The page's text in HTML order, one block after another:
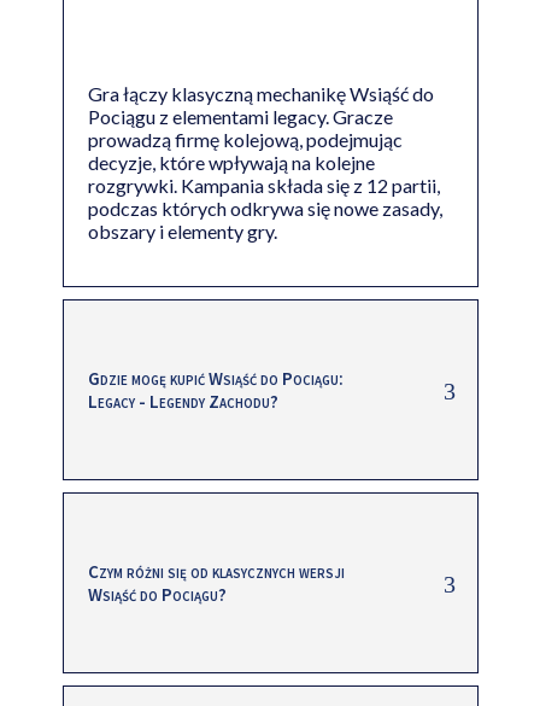
Gra łączy klasyczną mechanikę Wsiąść do
Pociągu z elementami legacy. Gracze
prowadzą firmę kolejową, podejmując
decyzje, które wpływają na kolejne
rozgrywki. Kampania składa się z 12 partii,
podczas których odkrywa się nowe zasady,
obszary i elementy gry.
Gdzie mogę kupić Wsiąść do Pociągu:
Legacy - Legendy Zachodu?
Czym różni się od klasycznych wersji
Wsiąść do Pociągu?